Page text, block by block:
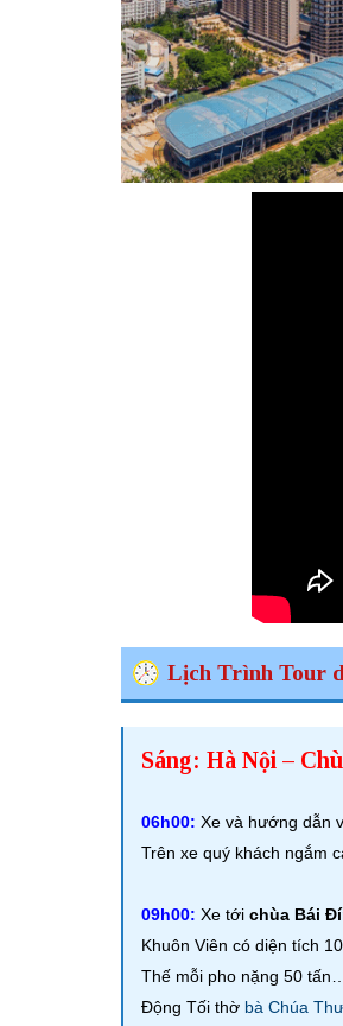
Lịch Trình Tour
Sáng: Hà Nội –
06h00: Xe và hướng dẫn
Trên xe quý khách ngắm
09h00: Xe tới chùa Bái
Khuôn Viên có diện tích
Thế mỗi pho nặng 50
Động Tối thờ bà Chúa